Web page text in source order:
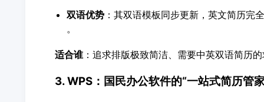
双语优势：其双语模板同步更新，英文简历完
。
适合谁：追求排版极致简洁、需要中英双语简历
3. WPS：国民办公软件的“一站式简历管